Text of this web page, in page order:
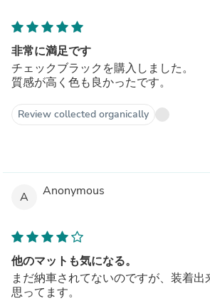
非常に満足です
チェックブラックを購入しました。
質感が高く色も良かったです。
Review collected organically
A Anonymous
他のマットも気になる。
まだ納車されてないのですが、装着出
思ってます。